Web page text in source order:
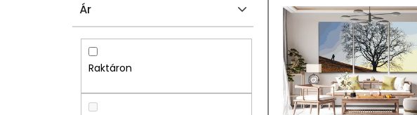
D
Ár
Raktáron
M